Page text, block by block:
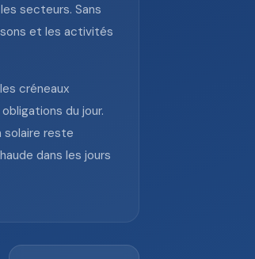
secteurs. Sans
et les activités
créneaux
du jour.
solaire reste
dans les jours